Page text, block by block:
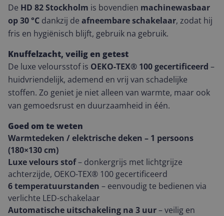
De HD 82 Stockholm is bovendien machinewasbaar
op 30 °C dankzij de afneembare schakelaar, zodat hij
fris en hygiënisch blijft, gebruik na gebruik.
Knuffelzacht, veilig en getest
De luxe veloursstof is OEKO-TEX® 100 gecertificeerd –
huidvriendelijk, ademend en vrij van schadelijke
stoffen. Zo geniet je niet alleen van warmte, maar ook
van gemoedsrust en duurzaamheid in één.
Goed om te weten
Warmtedeken / elektrische deken – 1 persoons
(180×130 cm)
Luxe velours stof– donkergrijs met lichtgrijze
achterzijde, OEKO-TEX® 100 gecertificeerd
6 temperatuurstanden – eenvoudig te bedienen via
verlichte LED-schakelaar
Automatische uitschakeling na 3 uur– veilig en